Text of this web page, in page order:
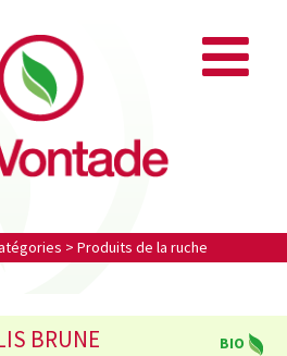
> Produits de la ruche
BRUNE BIO